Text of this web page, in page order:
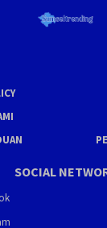
SOCIAL